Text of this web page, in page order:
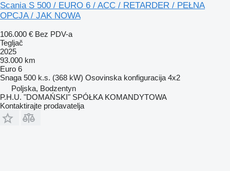
Scania S 500 / EURO 6 / ACC / RETARDER / PEŁNA
OPCJA / JAK NOWA
106.000 € Bez PDV-a
Tegljač
2025
93.000 km
Euro 6
Snaga 500 k.s. (368 kW) Osovinska konfiguracija 4x2
Poljska, Bodzentyn
P.H.U. "DOMAŃSKI" SPÓŁKA KOMANDYTOWA
Kontaktirajte prodavatelja